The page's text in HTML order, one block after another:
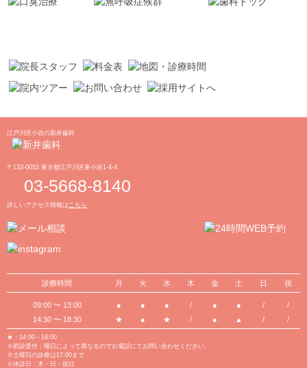
江戸川区小岩の新井歯科
〒133-0052 東京都江戸川区東小岩1-4-4
03-5668-8140
詳しいアクセス情報は こちら
診療時間 月 火 水 木 金 土 日 祝
09:00 〜 13:00 ● ● ● / ● ● /
/
14:30 〜 18:30
★ ● ★ / ● ▲ / /
★：14:00～18:00
※初診受付：曜日によって異なるのでお電話にてお問い合わせください。
※土曜日の診療は17:00まで
※休診日：木・日・祝日